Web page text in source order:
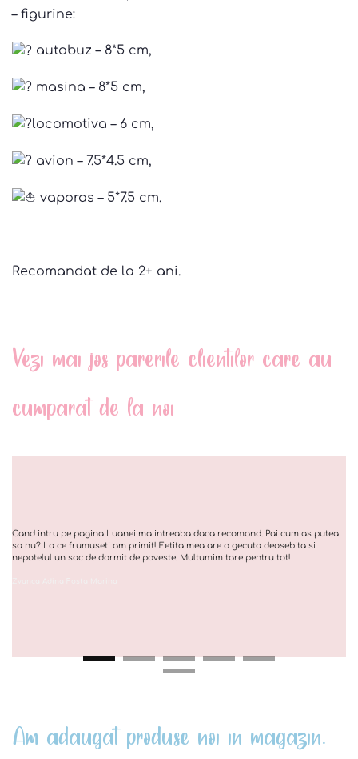
– figurine:
autobuz – 8*5 cm,
masina – 8*5 cm,
locomotiva – 6 cm,
avion – 7.5*4.5 cm,
️ vaporas – 5*7.5 cm.
Recomandat de la 2+ ani.
Vezi mai jos parerile clientilor care au
cumparat de la noi
Cand intru pe pagina Luanei ma intreaba daca recomand. Pai cum as putea
sa nu? La ce frumuseti am primit! Fetita mea are o gecuta deosebita si
nepotelul un sac de dormit de poveste. Multumim tare pentru tot!
Am adaugat produse noi in magazin.